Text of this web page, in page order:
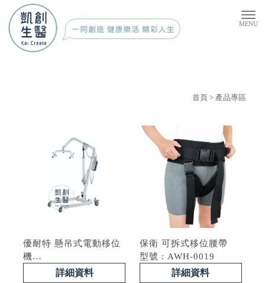
首頁> 產品專區
優耐特 懸吊式電動移位
機
型號 : PL400C
詳細資料
保衛 可拆式移位腰帶
型號 : AWH-0019
詳細資料